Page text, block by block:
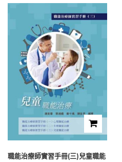
職能治療師實習手冊(三)兒童職能